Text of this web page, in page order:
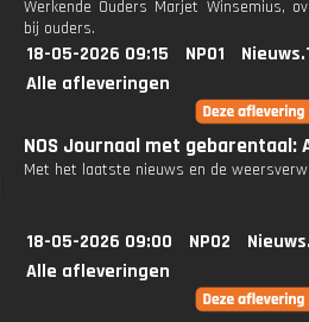
Werkende Ouders Marjet Winsemius,
bij ouders.
18-05-2026 09:15 NPO1
Alle afleveringen
NOS Journaal met gebarentaal:
Met het laatste nieuws en de
18-05-2026 09:00 NPO2
Alle afleveringen